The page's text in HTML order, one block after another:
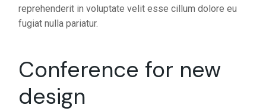
reprehenderit in voluptate velit esse cillum dolore eu
fugiat nulla pariatur.
Conference for new
design